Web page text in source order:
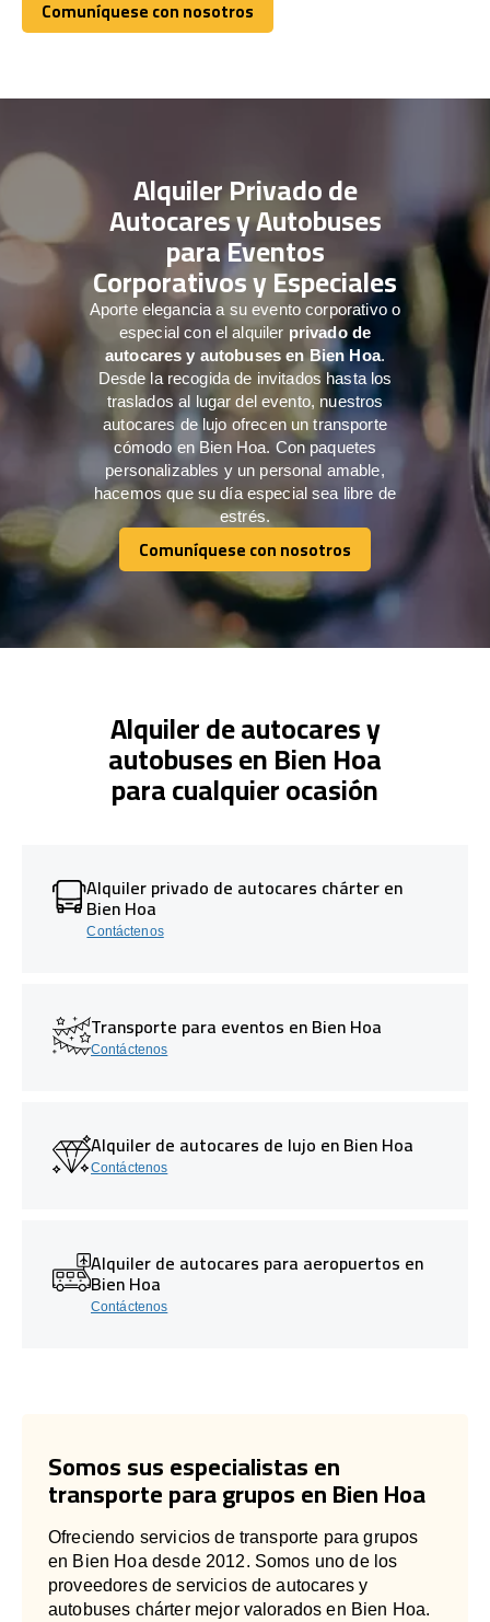
Comuníquese con nosotros
Comuníquese con nosotros
Alquiler Privado de
Autocares y Autobuses
para Eventos
Corporativos y Especiales
Aporte elegancia a su evento corporativo o
especial con el alquiler privado de
autocares y autobuses en Bien Hoa.
Desde la recogida de invitados hasta los
traslados al lugar del evento, nuestros
autocares de lujo ofrecen un transporte
cómodo en Bien Hoa. Con paquetes
personalizables y un personal amable,
hacemos que su día especial sea libre de
estrés.
Comuníquese con nosotros
Comuníquese con nosotros
Alquiler de autocares y
autobuses en Bien Hoa
para cualquier ocasión
Alquiler privado de autocares chárter en
Bien Hoa
Contáctenos
Transporte para eventos en Bien Hoa
Contáctenos
Alquiler de autocares de lujo en Bien Hoa
Contáctenos
Alquiler de autocares para aeropuertos en
Bien Hoa
Contáctenos
Somos sus especialistas en
transporte para grupos en Bien Hoa
Ofreciendo servicios de transporte para grupos
en Bien Hoa desde 2012. Somos uno de los
proveedores de servicios de autocares y
autobuses chárter mejor valorados en Bien Hoa.